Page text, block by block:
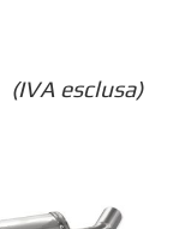
(IVA esclusa)